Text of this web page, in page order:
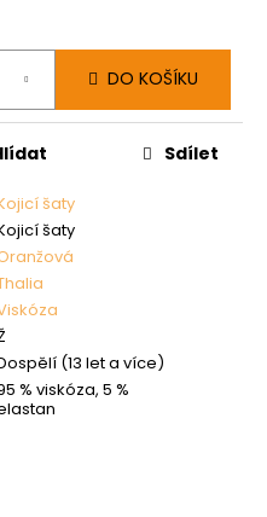
DO KOŠÍKU
šaty
šaty
(13 let a více)
% viskóza, 5 %
Sdílet